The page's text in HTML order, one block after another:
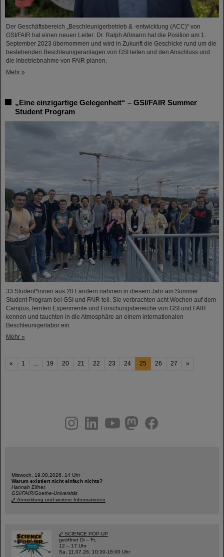
Der Geschäftsbereich „Beschleunigerbetrieb & -entwicklung (ACC)“ von
GSI/FAIR hat einen neuen Leiter: Dr. Ralph Aßmann hat die Position am 1.
September 2023 übernommen und wird in Zukunft die Geschicke rund um die
bestehenden Beschleunigeranlagen von GSI leiten und den Anschluss und
die Inbetriebnahme von FAIR planen.
Mehr »
„Eine einzigartige Gelegenheit“ – GSI/FAIR Summer
Student Program
33 Student*innen aus 20 Ländern nahmen in diesem Jahr am Summer
Student Program bei GSI und FAIR teil. Sie verbrachten acht Wochen auf dem
Campus, lernten Experimente und Forschungsbereiche von GSI und FAIR
kennen und tauchten in die Atmosphäre an einem internationalen
Beschleunigerlabor ein.
Mehr »
« 1 ... 19 20 21 22 23 24 25 26 27 »
youtubehelmholtz.socialfacebook
Mittwoch, 19.08.2026, 14 Uhr
Warum existiert nicht einfach nichts?
Hannah Elfner,
GSI/FAIR/Goethe-Universität
Anmeldung und weitere Informationen
SCIENCE POP-UP
geöffnet Di – Fr,
12 – 17 Uhr
Sa, 11.07.26, 10:30-16:00 Uhr